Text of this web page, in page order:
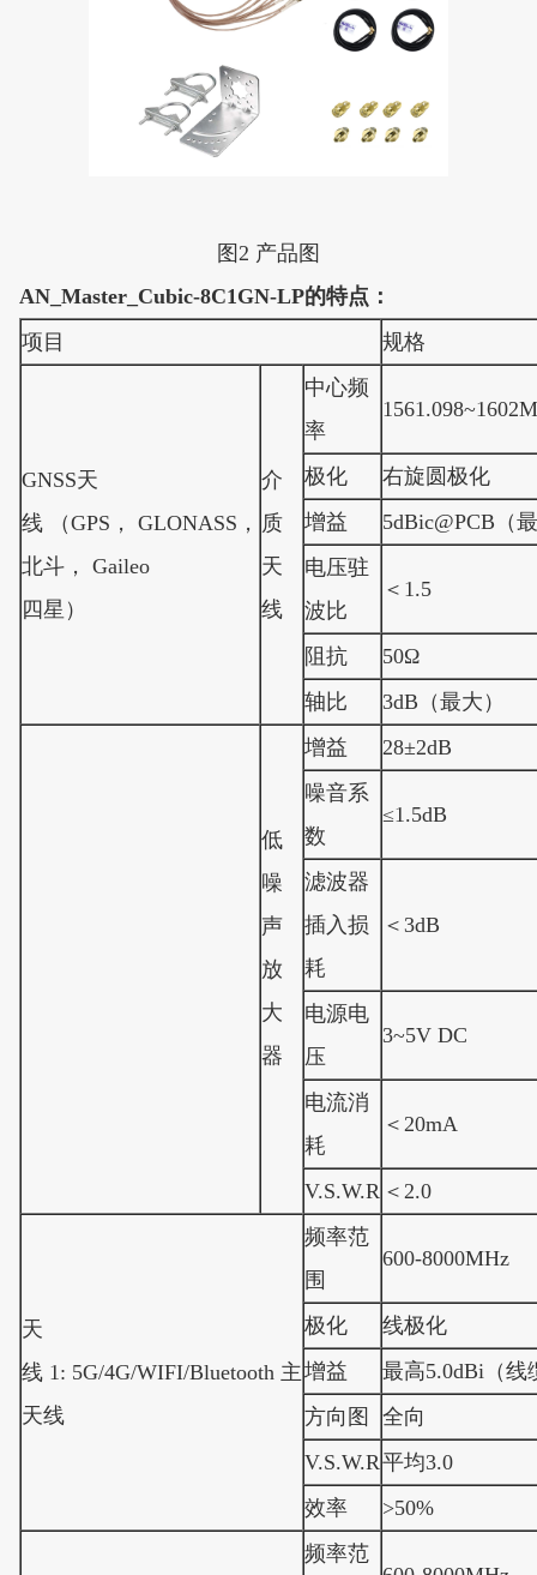
图2 产品图
AN_Master_Cubic-8C1GN-LP的特点：
项目
规格
GNSS天
线 （GPS， GLONASS，
北斗， Gaileo
四星）
介
质
天
线
中心频
率
极化
右旋圆极化
增益
5dBic@PCB（
电压驻
波比
＜1.5
阻抗
50Ω
轴比
3dB（最大）
低
噪
声
放
大
器
增益
28±2dB
噪音系
数
≤1.5dB
滤波器
插入损
耗
＜3dB
电源电
压
3~5V DC
电流消
耗
＜20mA
V.S.W.R ＜2.0
天
线 1: 5G/4G/WIFI/Bluetooth 主
天线
频率范
围
600-8000MHz
极化
线极化
增益
最高5.0dBi（线
方向图
全向
V.S.W.R平均3.0
效率
>50%
频率范